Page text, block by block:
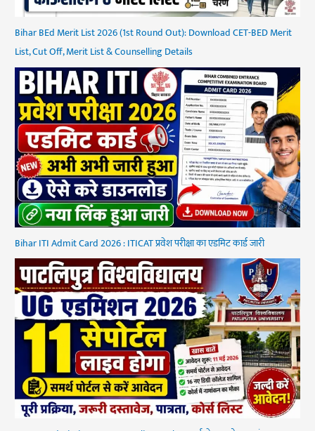
Bihar BEd Merit List 2026 (1st Round Out): Download CET-BED Merit
List, Cut Off, Merit List & Counselling Details
Bihar ITI Admit Card 2026 : ITICAT प्रवेश परीक्षा का एडमिट कार्ड जारी